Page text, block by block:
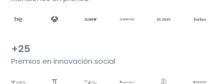
+25
Premios en innovación social